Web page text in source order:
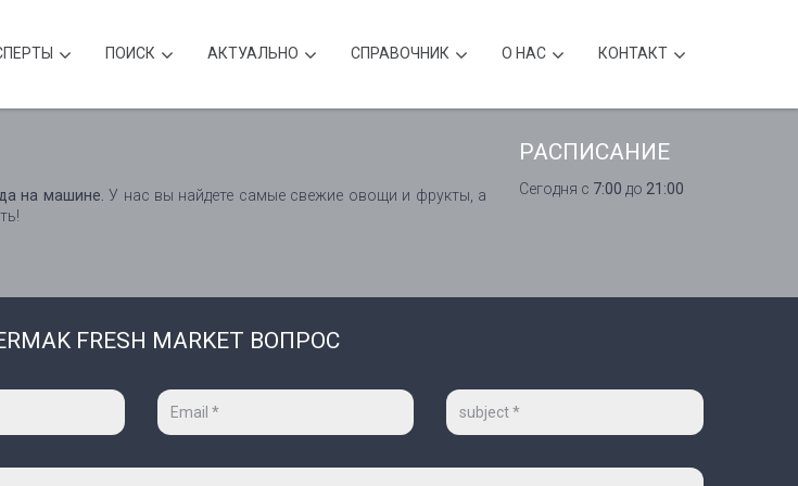
ПОИСК АКТУАЛЬНО CПРАВОЧНИК О НАС КОНТАКТ
на машине. У нас вы найдете самые свежие овощи и фрукты, а
РАСПИСАНИЕ
Сегодня с 7:00 до 21:00
FRESH MARKET ВОПРОС
Ваш
mail
Тема